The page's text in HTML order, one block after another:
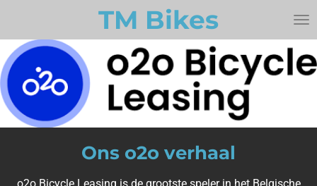
naar
de
hoofdinhoud
TM Bikes
Ons o2o verhaal